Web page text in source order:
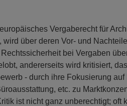
Vergaberecht für
wird über deren Vor- und
bei Vergaben
andererseits wird kritisiert,
- durch ihre Fokusierung
etc. zu
ist nicht ganz unberechtigt; oft